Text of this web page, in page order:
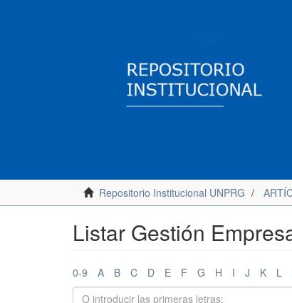
Repositorio Institucional UNPRG
Listar Gestión
0-9 A B C D E F G H I J K L